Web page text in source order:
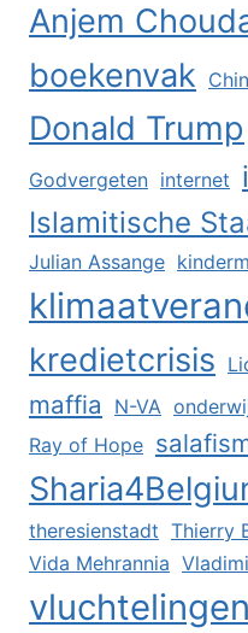
Anjem
boekenvak
Donald Trump
Godvergeten internet
Islamitische
Julian Assange
kredietcrisis
maffia
N-VA
Ray of Hope
theresienstadt Thierry
Vida Mehrannia
vluchtelingen